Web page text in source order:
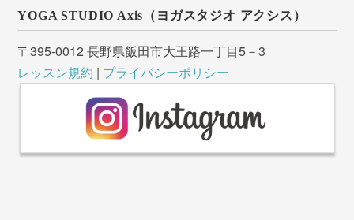
YOGA STUDIO Axis（ヨガスタジオ アクシス）
〒395-0012 長野県飯田市大王路一丁目5－3
レッスン規約 | プライバシーポリシー